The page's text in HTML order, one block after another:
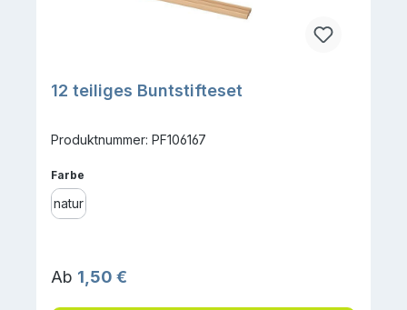
12 teiliges Buntstifteset
Produktnummer: PF106167
Farbe
natur
Regulärer Preis:
Ab 1,50 €